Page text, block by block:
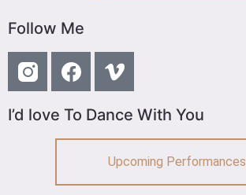
I’d love To Dance With You
Upcoming Performances
Follow Me